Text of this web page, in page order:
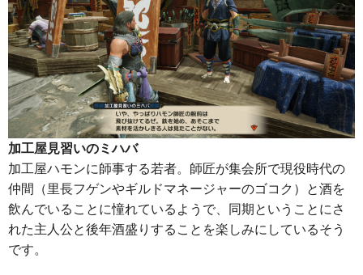
加工屋見習いのミハバ
加工屋ハモンに師事する若者。師匠が集会所で現役時代の
仲間（里長フゲンやギルドマネージャーのゴコク）と酒を
飲んでいることに憧れているようで、同期ということにさ
れた主人公と後年酒盛りすることを楽しみにしているそう
です。